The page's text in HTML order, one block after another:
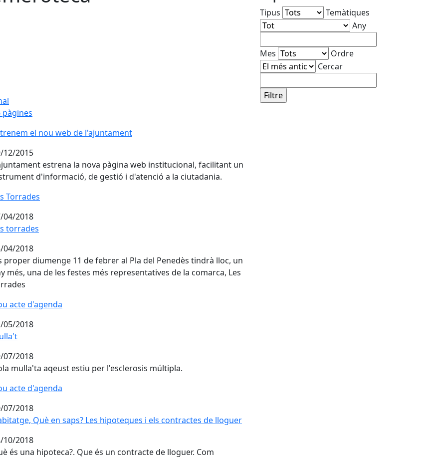
pàgines
el nou web de l'ajuntament
el nou web de l'ajuntament
12/2015
estrena la nova pàgina web institucional, facilitant un
d'informació, de gestió i d'atenció a la ciutadania.
Torrades
Torrades
04/2018
torrades
torrades
04/2018
proper diumenge 11 de febrer al Pla del Penedès tindrà lloc, un
més, una de les festes més representatives de la comarca, Les
acte d'agenda
05/2018
07/2018
mulla'ta aqeust estiu per l'esclerosis múltipla.
acte d'agenda
07/2018
Què en saps? Les hipoteques i els contractes de lloguer
10/2018
és una hipoteca?. Que és un contracte de lloguer. Com
Tipus
Temàtiques
Any
Mes
Ordre
Cercar